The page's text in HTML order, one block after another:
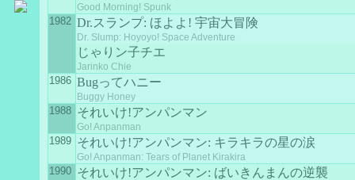
Good Morning! Spunk
1982 Dr.スランプ: ほよよ! 宇宙大冒険
Dr. Slump: Hoyoyo! Space Adventure
じゃりン子チエ
Jarinko Chie
1986 Bugってハニー
Buggy Honey
1988 それいけ!アンパンマン
Go! Anpanman
1989 それいけ!アンパンマン: キラキラの星の涙
Go! Anpanman: Tears of Planet Kirakira
1990 それいけ!アンパンマン: ばいきんまんの逆襲